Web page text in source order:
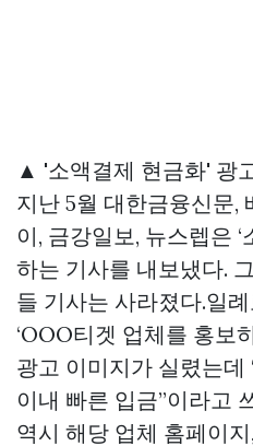
▲ '소액결제 현금화' 광
지난 5월 대한금융신문,
이, 금강일보, 뉴스렙은
하는 기사를 내보냈다.
들 기사는 사라졌다.일
‘OOO티겟 업체를 홍보
광고 이미지가 실렸는
이내 빠른 입금”이라고
역시 해당 업체 홈페이